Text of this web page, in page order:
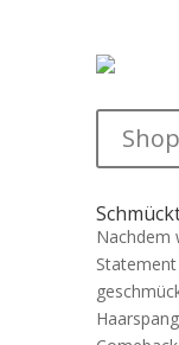
Nachdem